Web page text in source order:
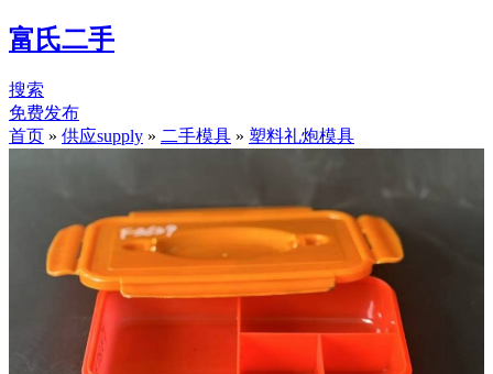
富氏二手
搜索
免费发布
首页 » 供应supply » 二手模具 » 塑料礼炮模具